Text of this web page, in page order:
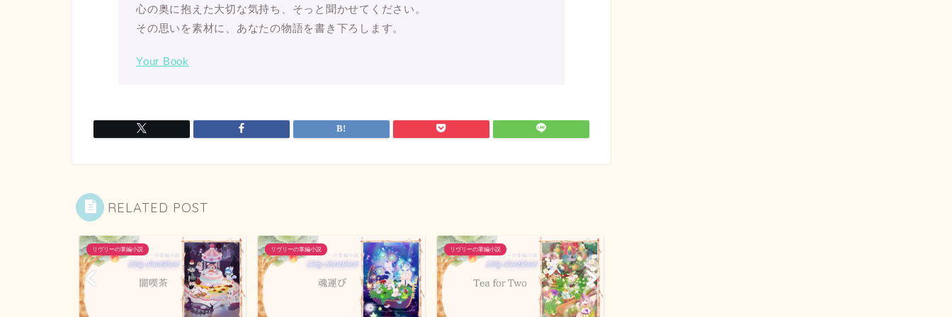
心の奥に抱えた大切な気持ち、そっと聞かせてください。
その思いを素材に、あなたの物語を書き下ろします。
Your Book
RELATED POST
リヴリーの掌編小説 リヴリーの掌編小説 リヴリーの掌編小説